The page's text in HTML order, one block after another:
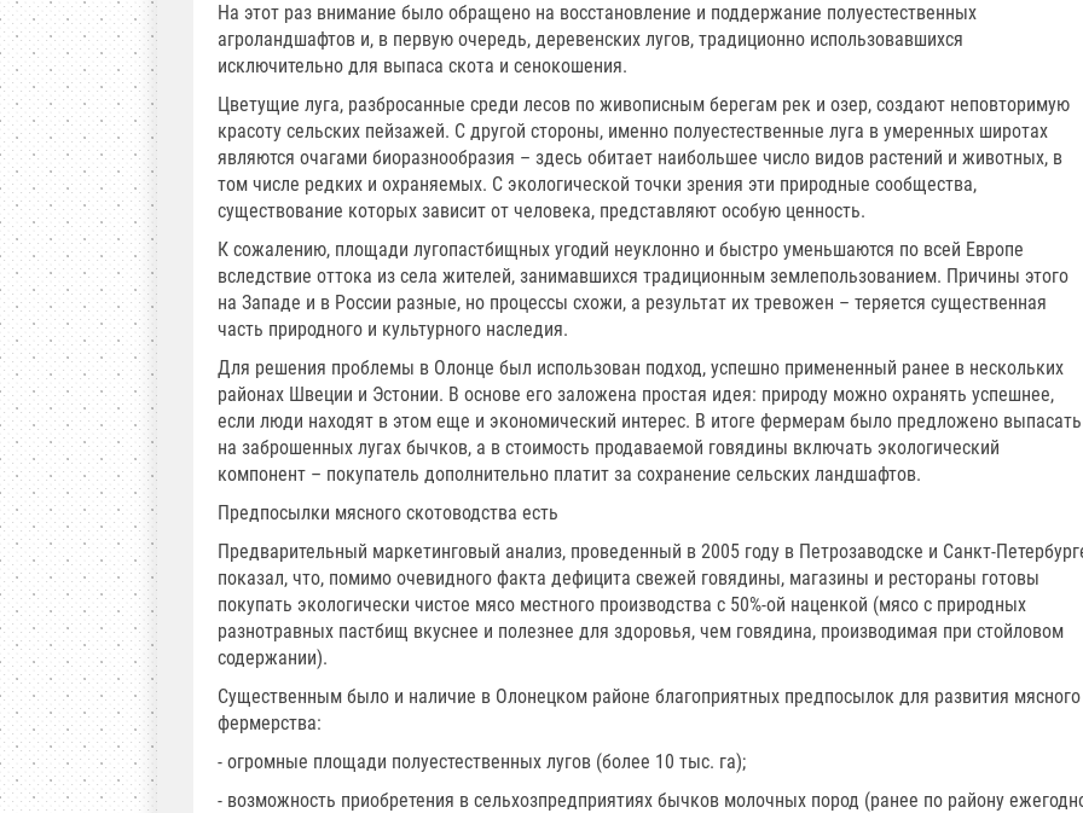
На этот раз внимание было обращено на восстановление и поддержание полуестественных
агроландшафтов и, в первую очередь, деревенских лугов, традиционно использовавшихся
исключительно для выпаса скота и сенокошения.
Цветущие луга, разбросанные среди лесов по живописным берегам рек и озер, создают неповторимую
красоту сельских пейзажей. С другой стороны, именно полуестественные луга в умеренных широтах
являются очагами биоразнообразия – здесь обитает наибольшее число видов растений и животных, в
том числе редких и охраняемых. С экологической точки зрения эти природные сообщества,
существование которых зависит от человека, представляют особую ценность.
К сожалению, площади лугопастбищных угодий неуклонно и быстро уменьшаются по всей Европе
вследствие оттока из села жителей, занимавшихся традиционным землепользованием. Причины этого
на Западе и в России разные, но процессы схожи, а результат их тревожен – теряется существенная
часть природного и культурного наследия.
Для решения проблемы в Олонце был использован подход, успешно примененный ранее в нескольких
районах Швеции и Эстонии. В основе его заложена простая идея: природу можно охранять успешнее,
если люди находят в этом еще и экономический интерес. В итоге фермерам было предложено выпасать
на заброшенных лугах бычков, а в стоимость продаваемой говядины включать экологический
компонент – покупатель дополнительно платит за сохранение сельских ландшафтов.
Предпосылки мясного скотоводства есть
Предварительный маркетинговый анализ, проведенный в 2005 году в Петрозаводске и Санкт-
показал, что, помимо очевидного факта дефицита свежей говядины, магазины и рестораны готовы
покупать экологически чистое мясо местного производства с 50%-ой наценкой (мясо с природных
разнотравных пастбищ вкуснее и полезнее для здоровья, чем говядина, производимая при стойловом
содержании).
Существенным было и наличие в Олонецком районе благоприятных предпосылок для развития мясного
фермерства:
- огромные площади полуестественных лугов (более 10 тыс. га);
- возможность приобретения в сельхозпредприятиях бычков молочных пород (ранее по району